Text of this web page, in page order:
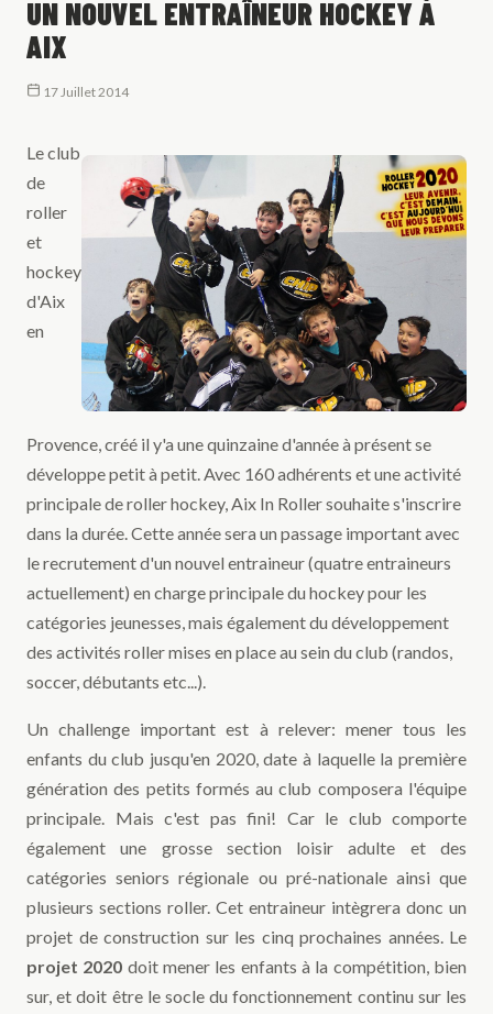
UN NOUVEL ENTRAÎNEUR HOCKEY À
AIX
17 Juillet 2014
Le club
de
roller
et
hockey
d'Aix
en
Provence, créé il y'a une quinzaine d'année à présent se
développe petit à petit. Avec 160 adhérents et une activité
principale de roller hockey, Aix In Roller souhaite s'inscrire
dans la durée. Cette année sera un passage important avec
le recrutement d'un nouvel entraineur (quatre entraineurs
actuellement) en charge principale du hockey pour les
catégories jeunesses, mais également du développement
des activités roller mises en place au sein du club (randos,
soccer, débutants etc...).
Un challenge important est à relever: mener tous les
enfants du club jusqu'en 2020, date à laquelle la première
génération des petits formés au club composera l'équipe
principale. Mais c'est pas fini! Car le club comporte
également une grosse section loisir adulte et des
catégories seniors régionale ou pré-nationale ainsi que
plusieurs sections roller. Cet entraineur intègrera donc un
projet de construction sur les cinq prochaines années. Le
projet 2020 doit mener les enfants à la compétition, bien
sur, et doit être le socle du fonctionnement continu sur les